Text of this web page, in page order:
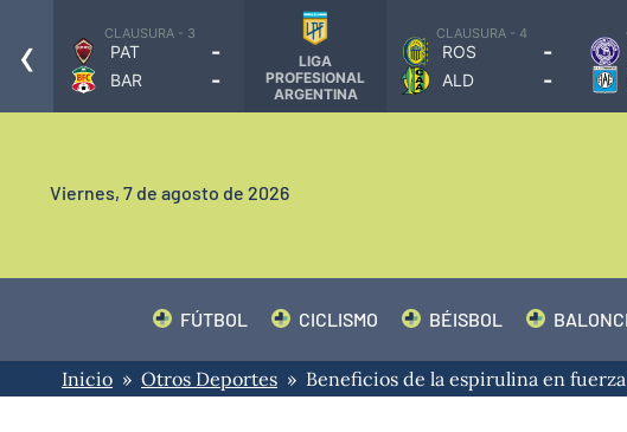
-
-
CLAUSURA - 3
PAT -
BAR -
LIGA
PROFESIONAL
ARGENTINA
CLAUSURA - 4
ROS -
ALD -
‹
Viernes, 7 de agosto de 2026
FÚTBOL CICLISMO BÉISBOL
Inicio » Otros Deportes » Beneficios de la espirulina en